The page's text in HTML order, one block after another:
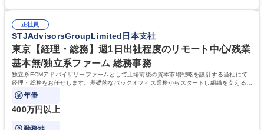
ート・ナレッジ業務 ※それぞれの業務内容に関しては、別途その他労働条
件備考欄に記載 募集職種 【総合職/ポテンシャル採用(第2新卒)】投融資一
体型のソリューション提案
く高い志を併せもった人材を求めています。ポテンシャル採用（第2新
卒）では、金融業界での経験や知識を問いません。新たな時代を見据え
て、複雑化する社会課題の解決に向けて先鞭をつける役割を担いたい、と
いう気概をお持ちの方を心待ちにしています。 学歴・資格 学歴：大学院
大学 語学力： 資格：
正社員
STJAdvisorsGroupLimited日本支社
東京【経理・総務】週1日出社程度のリモート中心/残業
基本無/独立系ファーム 総務事務
独立系ECMアドバイザリーファームとして上場前後の資本市場戦略を設計する当社にて
経理・総務をお任せします。基礎的なバックオフィス業務からスタートし組織を支える専
任担当として広く活躍できる環境です。
年俸
400万円以上